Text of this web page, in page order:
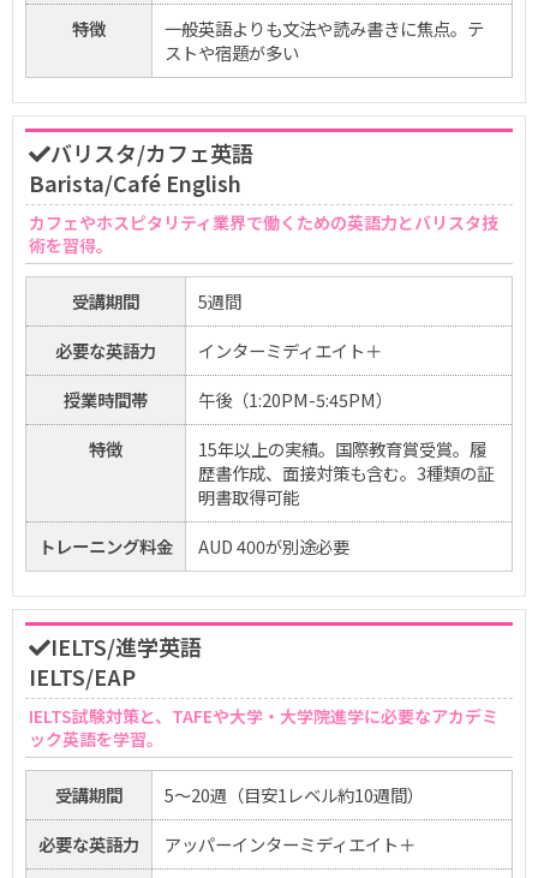
特徴
一般英語よりも文法や読み書きに焦点。テ
ストや宿題が多い
バリスタ/カフェ英語
Barista/Café English
カフェやホスピタリティ業界で働くための英語力とバリスタ技
術を習得。
受講期間
5週間
必要な英語力
インターミディエイト＋
授業時間帯
午後（1:20PM-5:45PM）
特徴
15年以上の実績。国際教育賞受賞。履
歴書作成、面接対策も含む。3種類の証
明書取得可能
トレーニング料金
AUD 400が別途必要
IELTS/進学英語
IELTS/EAP
IELTS試験対策と、TAFEや大学・大学院進学に必要なアカデミ
ック英語を学習。
受講期間
5〜20週（目安1レベル約10週間）
必要な英語力
アッパーインターミディエイト＋